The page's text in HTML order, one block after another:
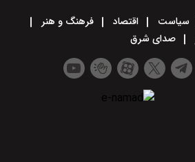
سیاست اقتصاد
فرهنگ و هنر
صدای شرق